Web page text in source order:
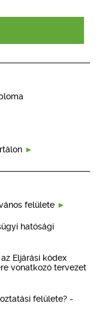
felülete
hatósági
Eljárási kódex
vonatkozó tervezet
felülete? -